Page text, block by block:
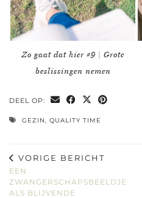
Zo gaat dat hier #9 | Grote
beslissingen nemen
DEEL OP:
GEZIN, QUALITY TIME
VORIGE BERICHT
EEN
ZWANGERSCHAPSBEELDJE
ALS BLIJVENDE